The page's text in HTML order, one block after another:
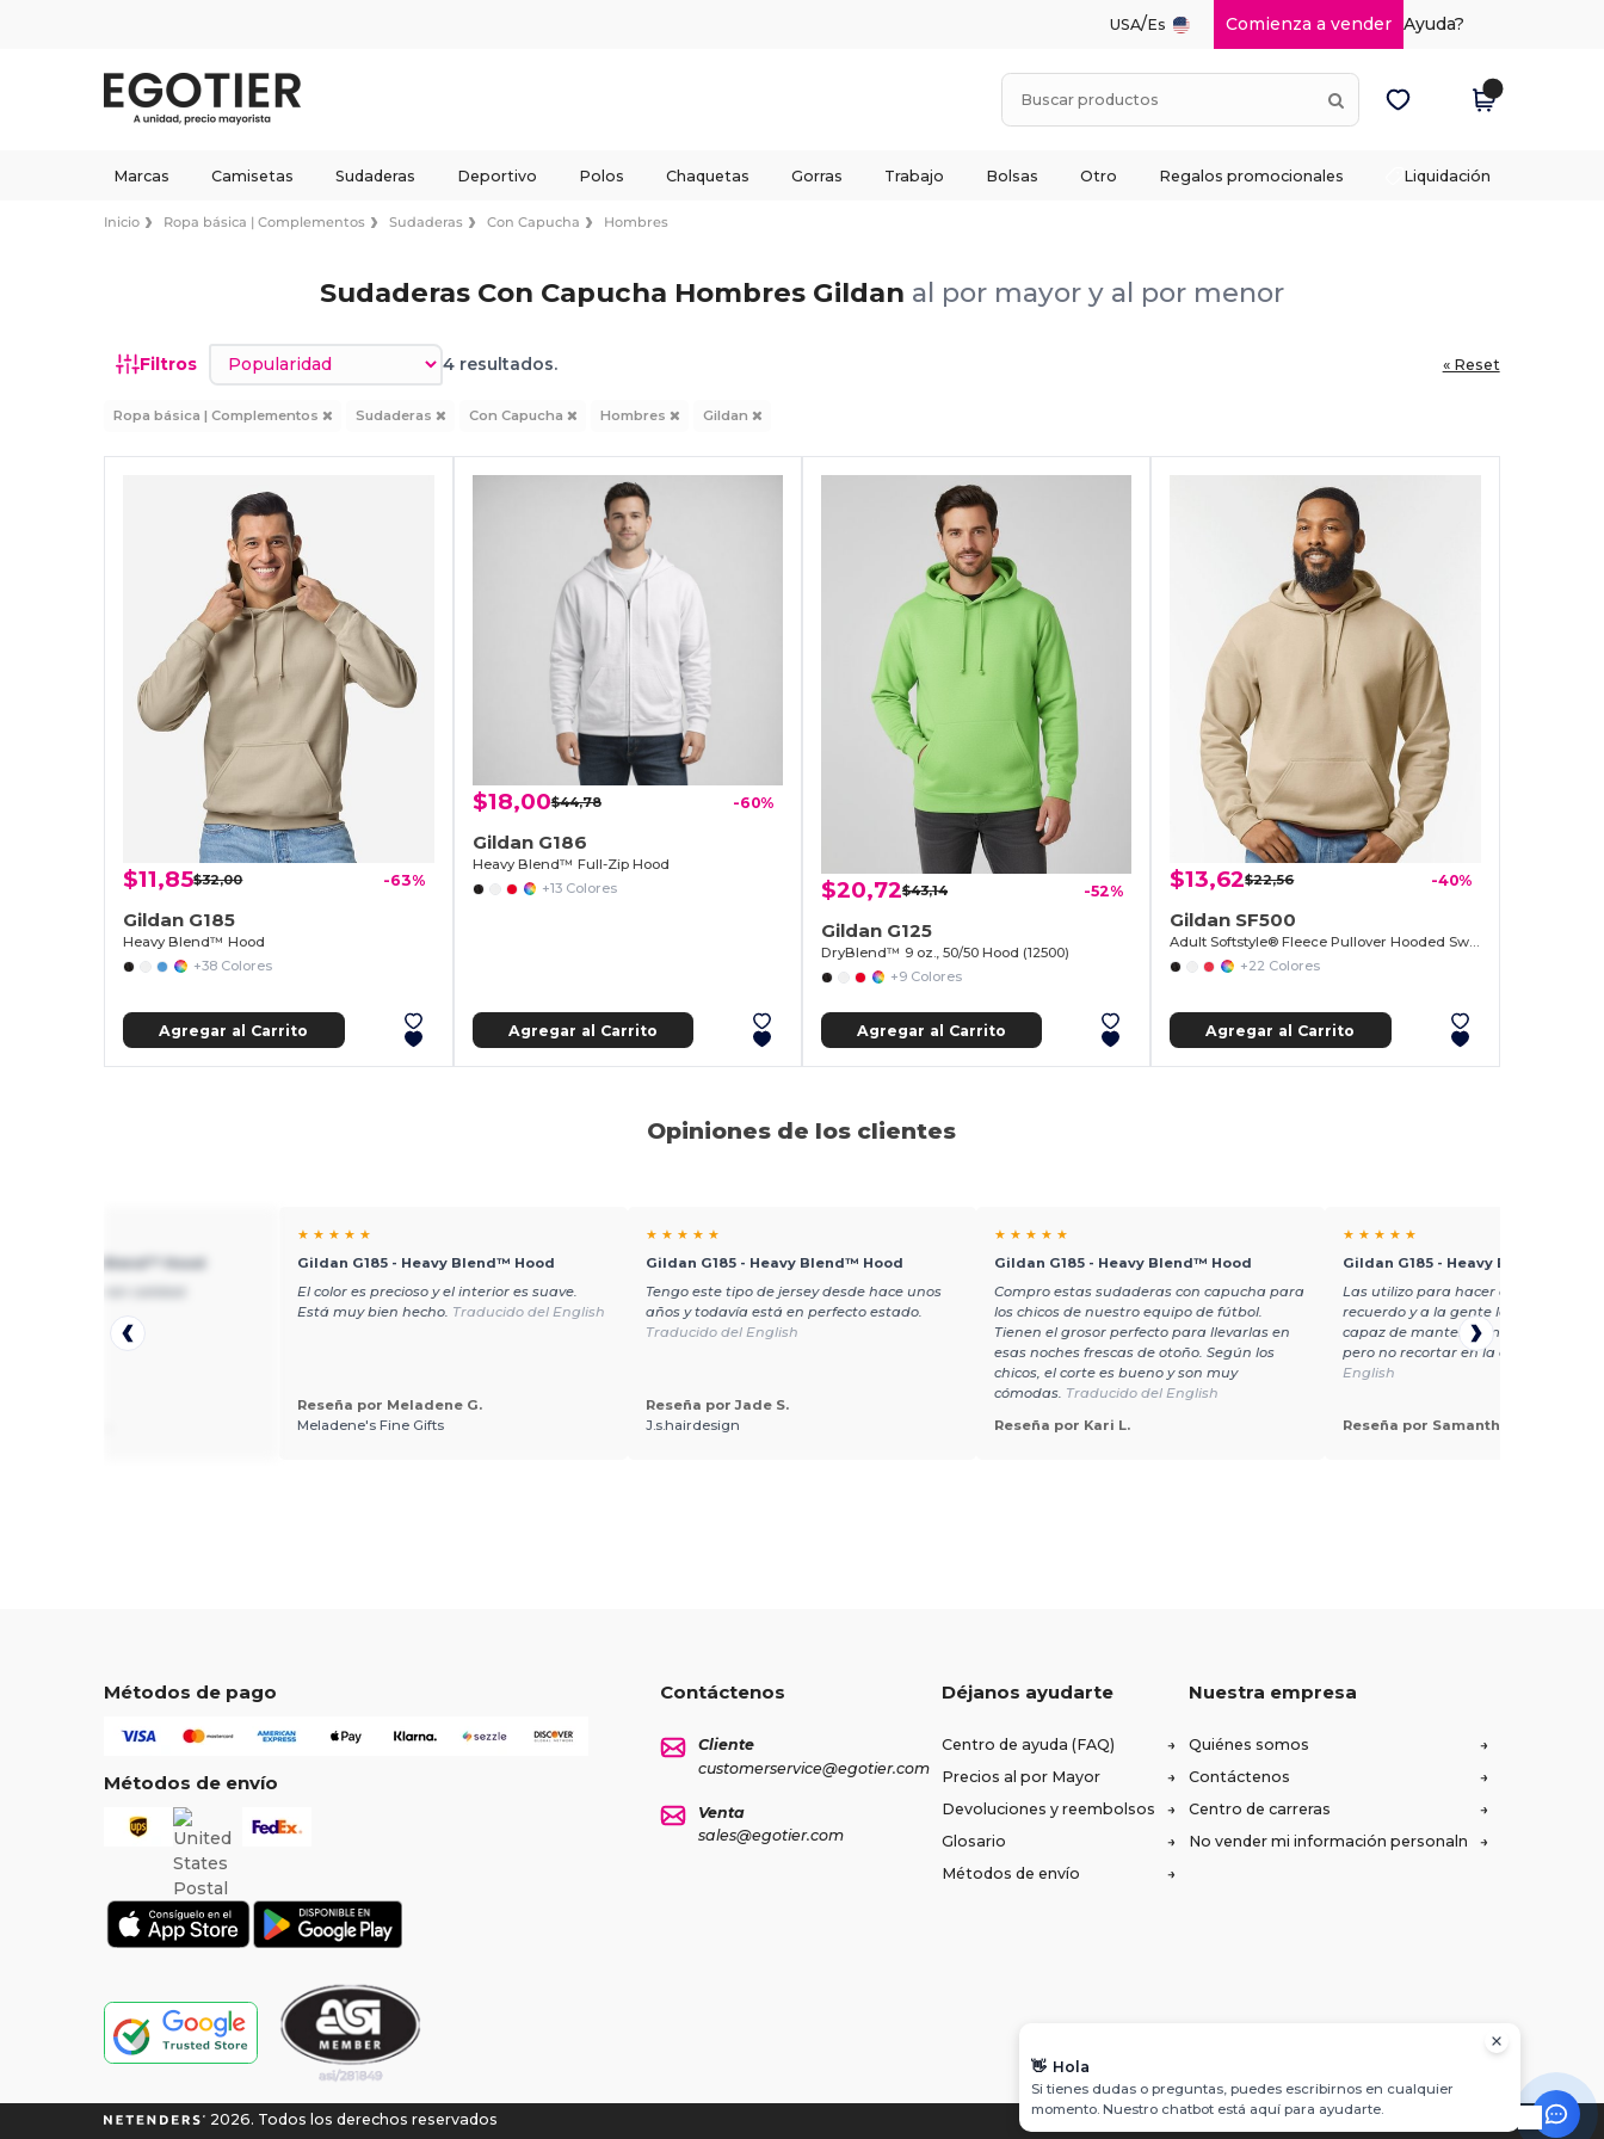
USA/Es Comienza a vender Ayuda?
Marcas Camisetas Sudaderas Deportivo Polos Chaquetas Gorras Trabajo Bolsas Otro Regalos promocionales Liquidación
Inicio Ropa básica | Complementos Sudaderas Con Capucha Hombres
Sudaderas Con Capucha Hombres Gildan al por mayor y al por menor
Filtros Ordenar por 4 resultados. « Reset
Ropa básica | Complementos Sudaderas Con Capucha Hombres Gildan
$11,85$32,00 -63%
Gildan G185
Heavy Blend™ Hood
+38 Colores
Agregar al Carrito
$18,00$44,78 -60%
Gildan G186
Heavy Blend™ Full-Zip Hood
+13 Colores
Agregar al Carrito
$20,72$43,14 -52%
Gildan G125
DryBlend™ 9 oz., 50/50 Hood (12500)
+9 Colores
Agregar al Carrito
$13,62$22,56 -40%
Gildan SF500
Adult Softstyle® Fleece Pullover Hooded Sweatshirt
+22 Colores
Agregar al Carrito
Opiniones de los clientes
- Heavy Blend™ Hood
★ ★ ★ ★ ★
Gildan G185 - Heavy Blend™ Hood
El color es precioso y el interior es suave.
Está muy bien hecho. Traducido del English
Reseña por Meladene G.
Meladene's Fine Gifts
★ ★ ★ ★ ★
Gildan G185 - Heavy Blend™ Hood
Tengo este tipo de jersey desde hace unos
años y todavía está en perfecto estado.
Traducido del English
Reseña por Jade S.
J.s.hairdesign
★ ★ ★ ★ ★
Gildan G185 - Heavy Blend™ Hood
Compro estas sudaderas con capucha para
los chicos de nuestro equipo de fútbol.
Tienen el grosor perfecto para llevarlas en
esas noches frescas de otoño. Según los
chicos, el corte es bueno y son muy
cómodas. Traducido del English
Reseña por Kari L.
★ ★ ★ ★ ★
Gildan G185 - Heavy Blend™ Hood
Las utilizo para hacer cremalleras de
recuerdo y a la gente le encantan.
capaz de mantener mi precio
pero no recortar en la calidad
English
Reseña por Samantha H.
Métodos de pago
Métodos de envío
Contáctenos
Cliente
customerservice@egotier.com
Venta
sales@egotier.com
Déjanos ayudarte
Centro de ayuda (FAQ)
Precios al por Mayor
Devoluciones y reembolsos
Glosario
Métodos de envío
Nuestra empresa
Quiénes somos
Contáctenos
Centro de carreras
No vender mi información personaln
2026. Todos los derechos reservados
👋 Hola
Si tienes dudas o preguntas, puedes escribirnos en cualquier
momento. Nuestro chatbot está aquí para ayudarte.